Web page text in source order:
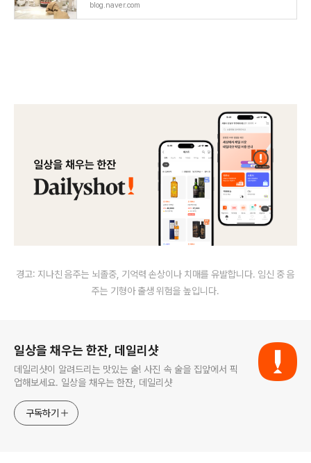
blog.naver.com
경고: 지나친 음주는 뇌졸중, 기억력 손상이나 치매를 유발합니다. 임신 중 음
주는 기형아 출생 위험을 높입니다.
일상을 채우는 한잔, 데일리샷
데일리샷이 알려드리는 맛있는 술! 사진 속 술을 집앞에서 픽
업해보세요. 일상을 채우는 한잔, 데일리샷
구독하기